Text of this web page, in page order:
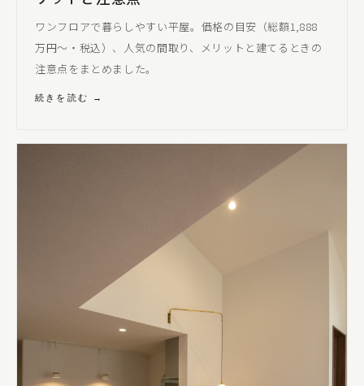
ワンフロアで暮らしやすい平屋。価格の目安（総額1,888
万円〜・税込）、人気の間取り、メリットと建てるときの
注意点をまとめました。
続きを読む →